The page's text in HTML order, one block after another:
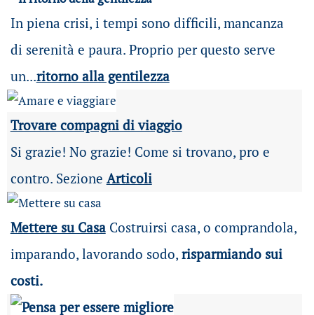
In piena crisi, i tempi sono difficili, mancanza
di serenità e paura. Proprio per questo serve
un...ritorno alla gentilezza
Trovare compagni di viaggio
Si grazie! No grazie! Come si trovano, pro e
contro. Sezione Articoli
Mettere su Casa Costruirsi casa, o comprandola,
imparando, lavorando sodo, risparmiando sui
costi.